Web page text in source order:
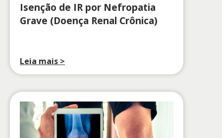
Isenção de IR por Nefropatia
Grave (Doença Renal Crônica)
Leia mais >